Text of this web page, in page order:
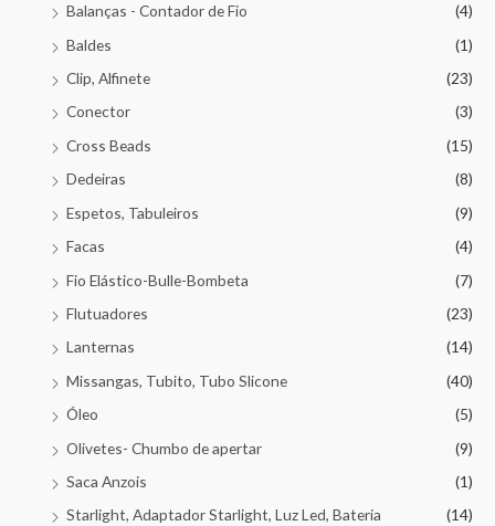
Balanças - Contador de Fio
(4)
Baldes
(1)
Clip, Alfinete
(23)
Conector
(3)
Cross Beads
(15)
Dedeiras
(8)
Espetos, Tabuleiros
(9)
Facas
(4)
Fio Elástico-Bulle-Bombeta
(7)
Flutuadores
(23)
Lanternas
(14)
Missangas, Tubito, Tubo Slicone
(40)
Óleo
(5)
Olivetes- Chumbo de apertar
(9)
Saca Anzois
(1)
Starlight, Adaptador Starlight, Luz Led, Bateria
(14)